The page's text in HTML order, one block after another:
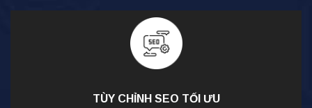
TÙY CHỈNH SEO TỐI ƯU